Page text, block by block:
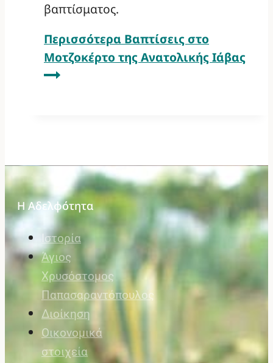
βαπτίσματος.
Περισσότερα Βαπτίσεις στο
Μοτζοκέρτο της Ανατολικής Ιάβας
Η Αδελφότητα
Ιστορία
Άγιος
Χρυσόστομος
Παπασαραντόπουλος
Διοίκηση
Οικονομικά
στοιχεία